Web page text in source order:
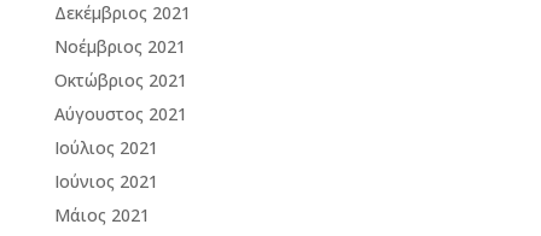
Δεκέμβριος 2021
Νοέμβριος 2021
Οκτώβριος 2021
Αύγουστος 2021
Ιούλιος 2021
Ιούνιος 2021
Μάιος 2021